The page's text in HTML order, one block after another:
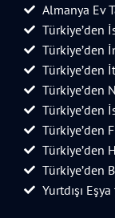
Almanya Ev
Türkiye’den
Türkiye’den
Türkiye’den
Türkiye’den
Türkiye’den
Türkiye’den
Türkiye’den
Türkiye’den
Yurtdışı